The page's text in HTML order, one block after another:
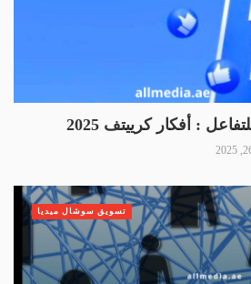
: أفكار كرييتف 2025
تسويق سوشال ميديا